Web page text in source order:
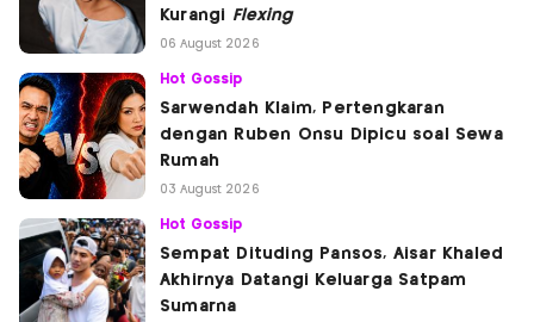
Kurangi Flexing
06 August 2026
Hot Gossip
Sarwendah Klaim, Pertengkaran
dengan Ruben Onsu Dipicu soal Sewa
Rumah
03 August 2026
Hot Gossip
Sempat Dituding Pansos, Aisar Khaled
Akhirnya Datangi Keluarga Satpam
Sumarna